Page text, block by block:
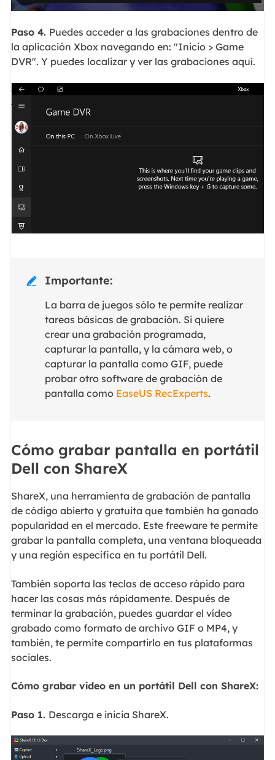
Paso 4. Puedes acceder a las grabaciones dentro de
la aplicación Xbox navegando en: "Inicio > Game
DVR". Y puedes localizar y ver las grabaciones aquí.
 Importante:
La barra de juegos sólo te permite realizar
tareas básicas de grabación. Si quiere
crear una grabación programada,
capturar la pantalla, y la cámara web, o
capturar la pantalla como GIF, puede
probar otro software de grabación de
pantalla como EaseUS RecExperts.
Cómo grabar pantalla en portátil
Dell con ShareX
ShareX, una herramienta de grabación de pantalla
de código abierto y gratuita que también ha ganado
popularidad en el mercado. Este freeware te permite
grabar la pantalla completa, una ventana bloqueada
y una región específica en tu portátil Dell.
También soporta las teclas de acceso rápido para
hacer las cosas más rápidamente. Después de
terminar la grabación, puedes guardar el vídeo
grabado como formato de archivo GIF o MP4, y
también, te permite compartirlo en tus plataformas
sociales.
Cómo grabar vídeo en un portátil Dell con ShareX:
Paso 1. Descarga e inicia ShareX.